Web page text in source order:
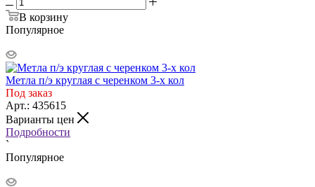
В корзину
Популярное
Метла п/э круглая с черенком 3-х кол
Под заказ
Арт.: 435615
Варианты цен
Подробности
`
Популярное